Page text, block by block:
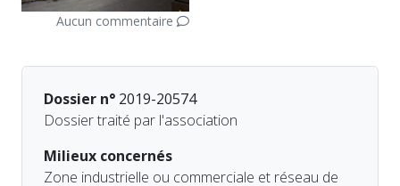
Aucun commentaire
Dossier n° 2019-20574
Dossier traité par l'association
Milieux concernés
Zone industrielle ou commerciale et réseau de